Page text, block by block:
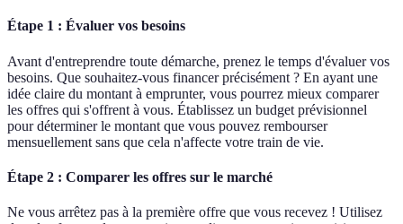
Étape 1 : Évaluer vos besoins
Avant d'entreprendre toute démarche, prenez le temps d'évaluer vos
besoins. Que souhaitez-vous financer précisément ? En ayant une
idée claire du montant à emprunter, vous pourrez mieux comparer
les offres qui s'offrent à vous. Établissez un budget prévisionnel
pour déterminer le montant que vous pouvez rembourser
mensuellement sans que cela n'affecte votre train de vie.
Étape 2 : Comparer les offres sur le marché
Ne vous arrêtez pas à la première offre que vous recevez ! Utilisez